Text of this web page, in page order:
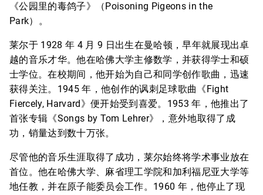
《公园里的毒鸽子》（Poisoning Pigeons in the
Park）。
莱尔于 1928 年 4 月 9 日出生在曼哈顿，早年就展现出卓
越的音乐才华。他在哈佛大学主修数学，并获得学士和硕
士学位。在校期间，他开始为自己和同学创作歌曲，迅速
获得关注。1945 年，他创作的讽刺足球歌曲《Fight
Fiercely, Harvard》便开始受到喜爱。1953 年，他推出了
首张专辑《Songs by Tom Lehrer》，意外地取得了成
功，销量达到数十万张。
尽管他的音乐生涯取得了成功，莱尔始终将学术事业放在
首位。他在哈佛大学、麻省理工学院和加利福尼亚大学等
地任教，并在原子能委员会工作。1960 年，他停止了现